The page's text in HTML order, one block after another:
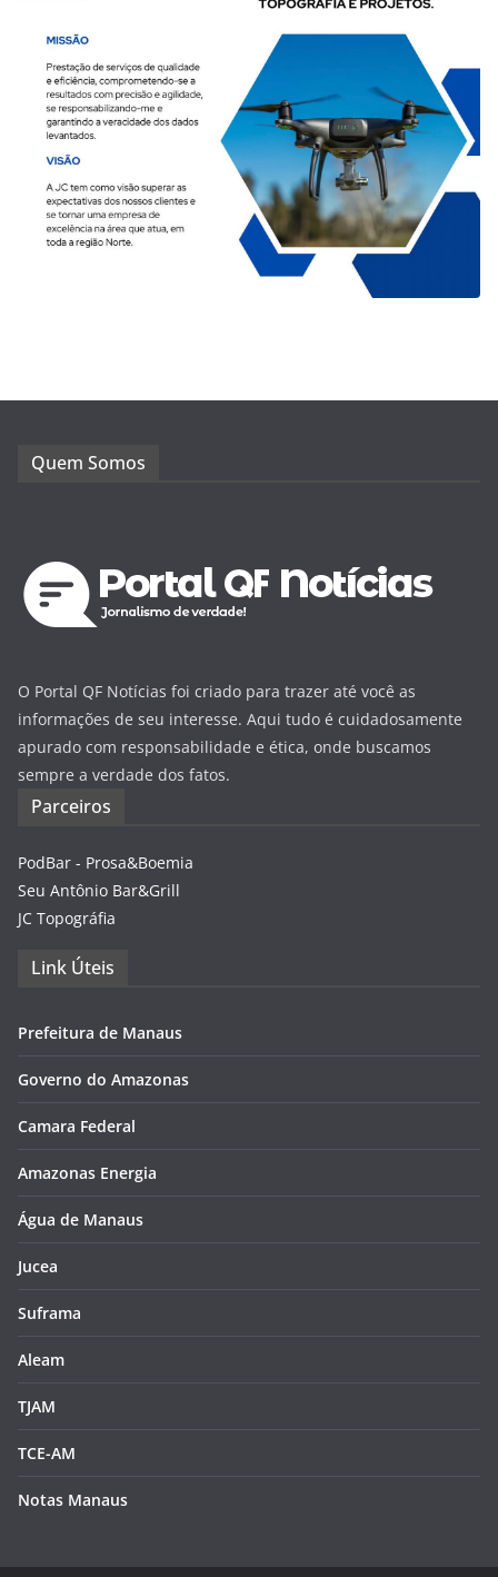
Quem Somos
O Portal QF Notícias foi criado para trazer até você as
informações de seu interesse. Aqui tudo é cuidadosamente
apurado com responsabilidade e ética, onde buscamos
sempre a verdade dos fatos.
Parceiros
PodBar - Prosa&Boemia
Seu Antônio Bar&Grill
JC Topográfia
Link Úteis
Prefeitura de Manaus
Governo do Amazonas
Camara Federal
Amazonas Energia
Água de Manaus
Jucea
Suframa
Aleam
TJAM
TCE-AM
Notas Manaus